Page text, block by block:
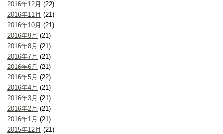
2016年12月 (22)
2016年11月 (21)
2016年10月 (21)
2016年9月 (21)
2016年8月 (21)
2016年7月 (21)
2016年6月 (21)
2016年5月 (22)
2016年4月 (21)
2016年3月 (21)
2016年2月 (21)
2016年1月 (21)
2015年12月 (21)